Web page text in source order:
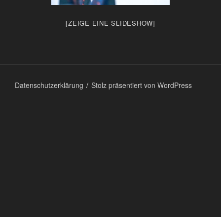
[ZEIGE EINE SLIDESHOW]
Datenschutzerklärung Stolz präsentiert von WordPress